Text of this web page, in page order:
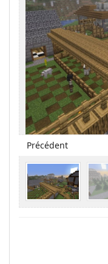
Précédent